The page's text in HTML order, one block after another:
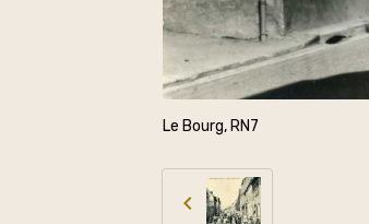
Le Bourg, RN7